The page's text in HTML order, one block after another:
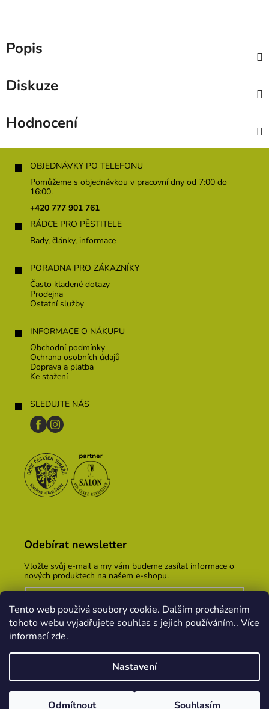
Tento web používá soubory cookie. Dalším procházením
tohoto webu vyjadřujete souhlas s jejich používáním.. Více
informacízde.
Nastavení
Odmítnout Souhlasím
Popis
Diskuze
Hodnocení
Z
OBJEDNÁVKY PO TELEFONU
Pomůžeme s objednávkou v pracovní dny od 7:00 do
16:00.
+420 777 901 761
RÁDCE PRO PĚSTITELE
Rady, články, informace
PORADNA PRO ZÁKAZNÍKY
Často kladené dotazy
Prodejna
Ostatní služby
INFORMACE O NÁKUPU
Obchodní podmínky
Ochrana osobních údajů
Doprava a platba
Ke stažení
SLEDUJTE NÁS
Odebírat newsletter
Vložte svůj e-mail a my vám budeme zasílat informace o
nových produktech na našem e-shopu.
Vložením e-mailu souhlasíte spodmínkami ochrany
osobních údajů
PŘIHLÁSIT SE
Vytvořil Shoptet
PekneWeby